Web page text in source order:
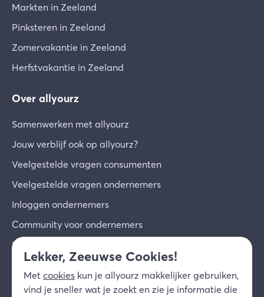
Markten in Zeeland
Pinksteren in Zeeland
Zomervakantie in Zeeland
Herfstvakantie in Zeeland
Over allyourz
Samenwerken met allyourz
Jouw verblijf ook op allyourz?
Veelgestelde vragen consumenten
Veelgestelde vragen ondernemers
Inloggen ondernemers
Community voor ondernemers
Inschrijven voor de nieuwsbrief
Over ons
Contact
Lekker, Zeeuwse Cookies!
Met cookies kun je allyourz makkelijker gebruiken,
vind je sneller wat je zoekt en zie je informatie die